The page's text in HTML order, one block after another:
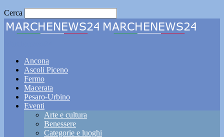
Cerca
Ancona
Ascoli Piceno
Fermo
Macerata
Pesaro-Urbino
Eventi
Arte e cultura
Benessere
Categorie e luoghi